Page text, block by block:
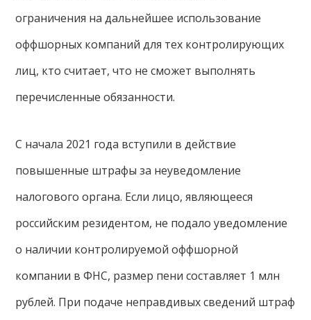
ограничения на дальнейшее использование
оффшорных компаний для тех контролирующих
лиц, кто считает, что не сможет выполнять
перечисленные обязанности.
С начала 2021 года вступили в действие
повышенные штрафы за неуведомление
налогового органа. Если лицо, являющееся
российским резидентом, не подало уведомление
о наличии контролируемой оффшорной
компании в ФНС, размер пени составляет 1 млн
рублей. При подаче неправдивых сведений штраф